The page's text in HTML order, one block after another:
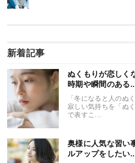
新着記事
ぬくもりが恋しく
時期や瞬間のある
「冬になると人のぬ
寂しい気持ちを「ぬ
で表すこ...
奥様に人気な習い
ルアップをしたい